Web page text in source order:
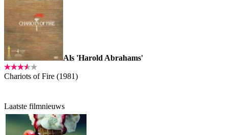
Als 'Harold Abrahams'
Chariots of Fire (1981)
Laatste filmnieuws